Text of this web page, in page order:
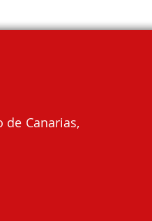
de Canarias,